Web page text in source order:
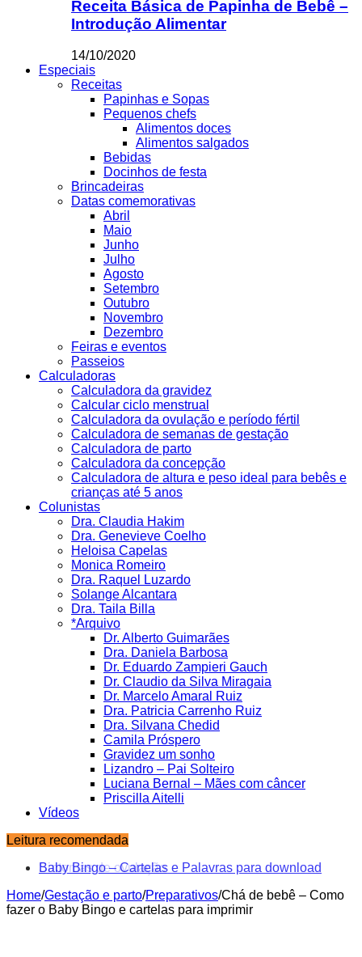
Receita Básica de Papinha de Bebê –
Introdução Alimentar
14/10/2020
Especiais
Receitas
Papinhas e Sopas
Pequenos chefs
Alimentos doces
Alimentos salgados
Bebidas
Docinhos de festa
Brincadeiras
Datas comemorativas
Abril
Maio
Junho
Julho
Agosto
Setembro
Outubro
Novembro
Dezembro
Feiras e eventos
Passeios
Calculadoras
Calculadora da gravidez
Calcular ciclo menstrual
Calculadora da ovulação e período fértil
Calculadora de semanas de gestação
Calculadora de parto
Calculadora da concepção
Calculadora de altura e peso ideal para bebês e
crianças até 5 anos
Colunistas
Dra. Claudia Hakim
Dra. Genevieve Coelho
Heloisa Capelas
Monica Romeiro
Dra. Raquel Luzardo
Solange Alcantara
Dra. Taila Billa
*Arquivo
Dr. Alberto Guimarães
Dra. Daniela Barbosa
Dr. Eduardo Zampieri Gauch
Dr. Claudio da Silva Miragaia
Dr. Marcelo Amaral Ruiz
Dra. Patricia Carrenho Ruiz
Dra. Silvana Chedid
Camila Próspero
Gravidez um sonho
Lizandro – Pai Solteiro
Luciana Bernal – Mães com câncer
Priscilla Aitelli
Vídeos
Leitura recomendada
Baby Bingo – Cartelas e Palavras para download
Home/Gestação e parto/Preparativos/Chá de bebê – Como
fazer o Baby Bingo e cartelas para imprimir